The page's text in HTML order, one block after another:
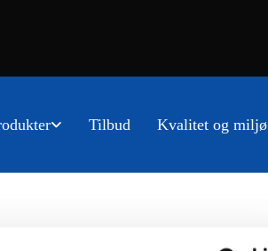
Tilbud Kvalitet og miljø